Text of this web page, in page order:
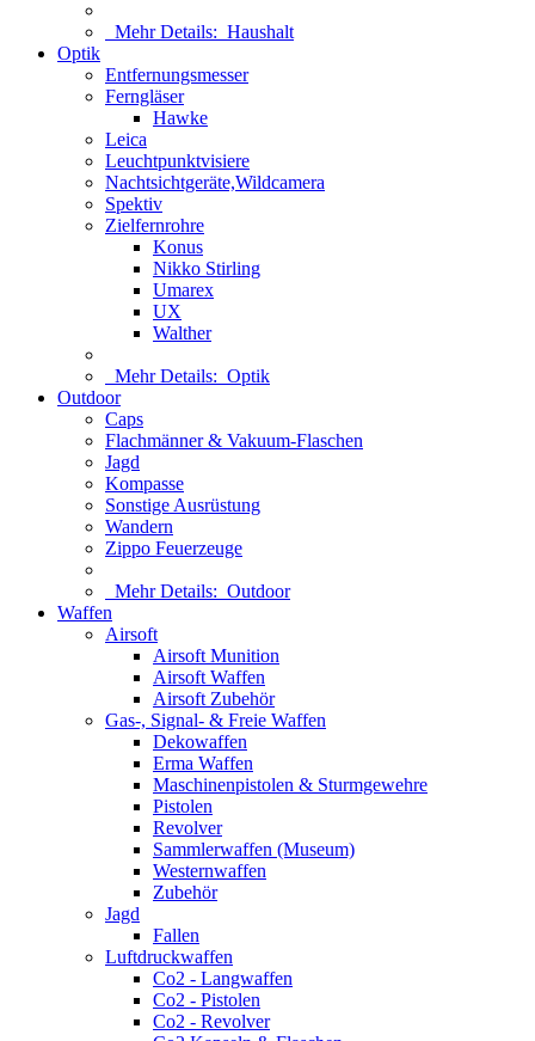
Mehr Details: Haushalt
Optik
Entfernungsmesser
Ferngläser
Hawke
Leica
Leuchtpunktvisiere
Nachtsichtgeräte,Wildcamera
Spektiv
Zielfernrohre
Konus
Nikko Stirling
Umarex
UX
Walther
Mehr Details: Optik
Outdoor
Caps
Flachmänner & Vakuum-Flaschen
Jagd
Kompasse
Sonstige Ausrüstung
Wandern
Zippo Feuerzeuge
Mehr Details: Outdoor
Waffen
Airsoft
Airsoft Munition
Airsoft Waffen
Airsoft Zubehör
Gas-, Signal- & Freie Waffen
Dekowaffen
Erma Waffen
Maschinenpistolen & Sturmgewehre
Pistolen
Revolver
Sammlerwaffen (Museum)
Westernwaffen
Zubehör
Jagd
Fallen
Luftdruckwaffen
Co2 - Langwaffen
Co2 - Pistolen
Co2 - Revolver